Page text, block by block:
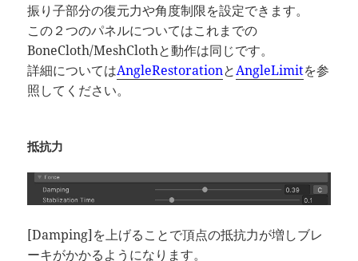
振り子部分の復元力や角度制限を設定できます。
この２つのパネルについてはこれまでの
BoneCloth/MeshClothと動作は同じです。
詳細についてはAngleRestorationとAngleLimitを参
照してください。
抵抗力
[Damping]を上げることで頂点の抵抗力が増しブレ
ーキがかかるようになります。